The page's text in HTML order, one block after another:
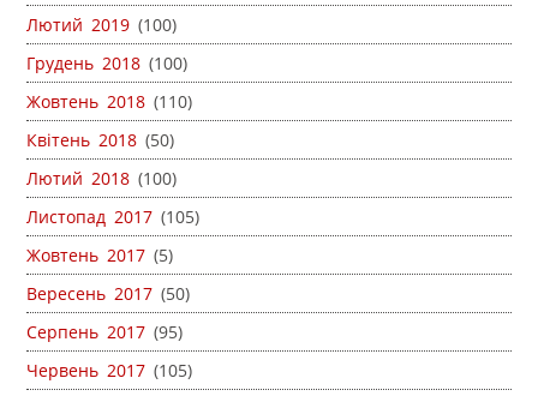
Лютий 2019 (100)
Грудень 2018 (100)
Жовтень 2018 (110)
Квітень 2018 (50)
Лютий 2018 (100)
Листопад 2017 (105)
Жовтень 2017 (5)
Вересень 2017 (50)
Серпень 2017 (95)
Червень 2017 (105)